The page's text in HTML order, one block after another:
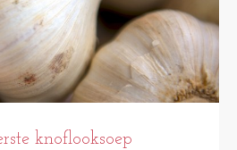
knoflooksoep